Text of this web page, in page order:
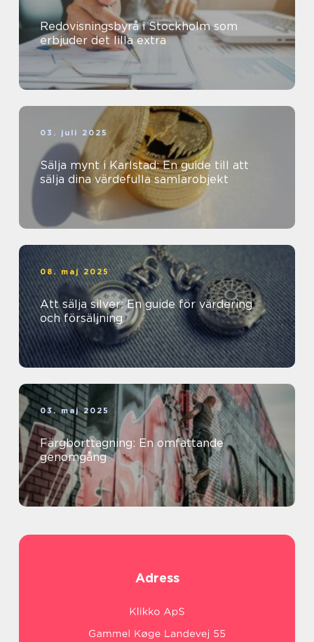
Redovisningsbyrå i Stockholm som
erbjuder det lilla extra
03. juli 2025
Sälja mynt i Karlstad: En guide till att
sälja dina värdefulla samlarobjekt
08. maj 2025
Att sälja silver: En guide för värdering
och försäljning
03. maj 2025
Färgborttagning: En omfattande
genomgång
Adress